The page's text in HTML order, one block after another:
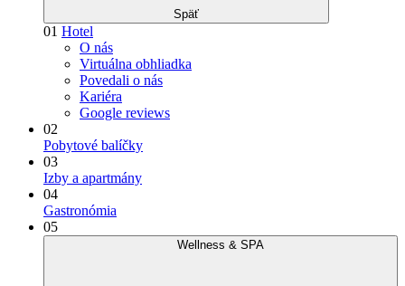
Späť
01 Hotel
O nás
Virtuálna obhliadka
Povedali o nás
Kariéra
Google reviews
02
Pobytové balíčky
03
Izby a apartmány
04
Gastronómia
05
Wellness & SPA